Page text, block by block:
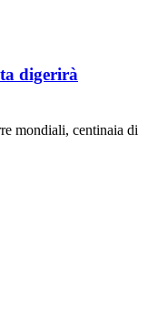
digerirà
mondiali, centinaia di